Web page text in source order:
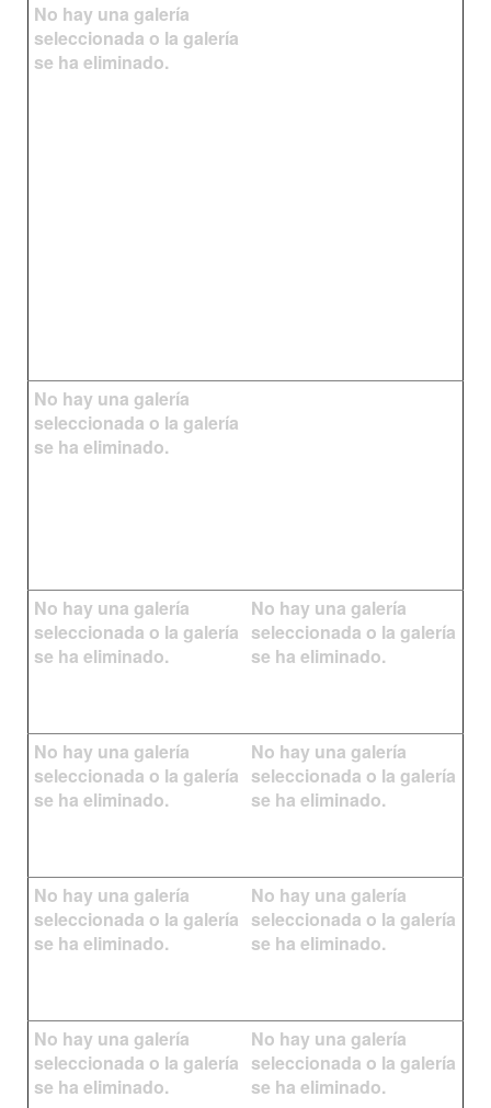
No hay una galería
seleccionada o la galería
se ha eliminado.
No hay una galería
seleccionada o la galería
se ha eliminado.
No hay una galería
seleccionada o la galería
se ha eliminado.
No hay una galería
seleccionada o la galería
se ha eliminado.
No hay una galería
seleccionada o la galería
se ha eliminado.
No hay una galería
seleccionada o la galería
se ha eliminado.
No hay una galería
seleccionada o la galería
se ha eliminado.
No hay una galería
seleccionada o la galería
se ha eliminado.
No hay una galería
seleccionada o la galería
se ha eliminado.
No hay una galería
seleccionada o la galería
se ha eliminado.